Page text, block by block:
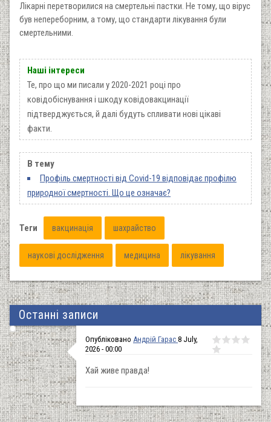
Лікарні перетворилися на смертельні пастки. Не тому, що вірус
був непереборним, а тому, що стандарти лікування були
смертельними.
Наші інтереси
Те, про що ми писали у 2020-2021 році про
ковідобіснування і шкоду ковідовакцинації
підтверджується, й далі будуть спливати нові цікаві
факти.
В тему
Профіль смертності від Covid-19 відповідає профілю
природної смертності. Що це означає?
Теги вакцинація шахрайство
наукові дослідження медицина лікування
Останні записи
Опубліковано Андрій Гарас 8 July,
2026 - 00:00
Хай живе правда!